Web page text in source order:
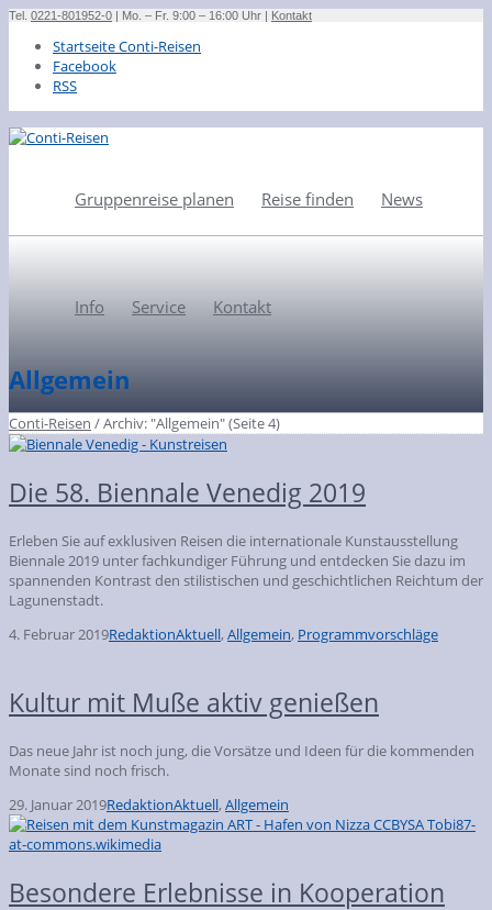
Tel. 0221-801952-0 | Mo. – Fr. 9:00 – 16:00 Uhr | Kontakt
Startseite Conti-Reisen
Facebook
RSS
Gruppenreise planen Reise finden News
Info Service Kontakt
Allgemein
Conti-Reisen /Archiv: "Allgemein"(Seite 4)
Die 58. Biennale Venedig 2019
Erleben Sie auf exklusiven Reisen die internationale Kunstausstellung
Biennale 2019 unter fachkundiger Führung und entdecken Sie dazu im
spannenden Kontrast den stilistischen und geschichtlichen Reichtum der
Lagunenstadt.
4. Februar 2019RedaktionAktuell, Allgemein, Programmvorschläge
Kultur mit Muße aktiv genießen
Das neue Jahr ist noch jung, die Vorsätze und Ideen für die kommenden
Monate sind noch frisch.
29. Januar 2019RedaktionAktuell, Allgemein
Besondere Erlebnisse in Kooperation